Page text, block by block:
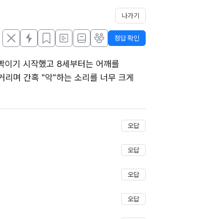
나가기
정답 확인
이기 시작했고 8세부터는 어깨를
며 간혹 "악"하는 소리를 너무 크게
저장
오답
오답
오답
오답